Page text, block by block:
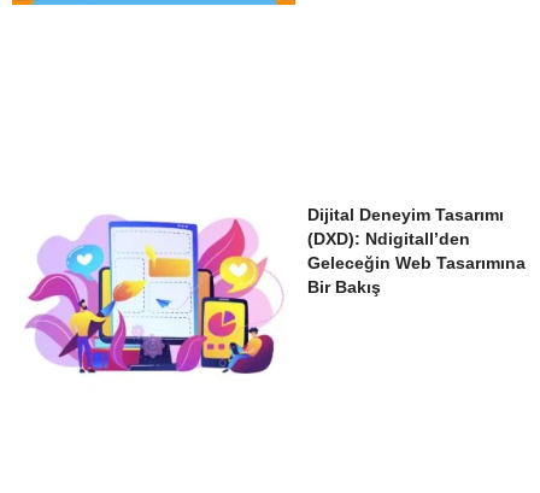
Dijital Deneyim Tasarımı
(DXD): Ndigitall’den
Geleceğin Web Tasarımına
Bir Bakış